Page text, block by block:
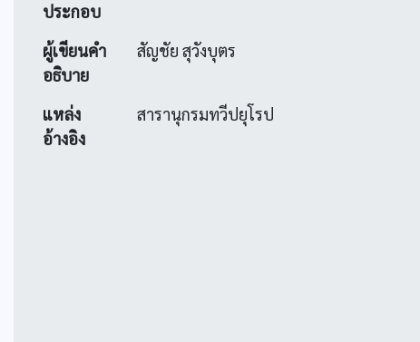
ประกอบ
ผู้เขียนคำ
อธิบาย
สัญชัย สุวังบุตร
แหล่ง
อ้างอิง
สารานุกรมทวีปยุโรป